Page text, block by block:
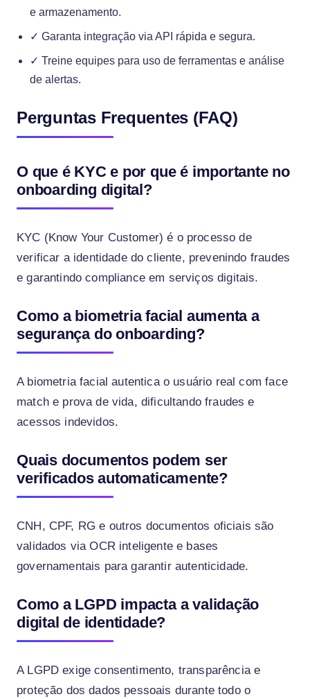
e armazenamento.
✓ Garanta integração via API rápida e segura.
✓ Treine equipes para uso de ferramentas e análise
de alertas.
Perguntas Frequentes (FAQ)
O que é KYC e por que é importante no
onboarding digital?
KYC (Know Your Customer) é o processo de
verificar a identidade do cliente, prevenindo fraudes
e garantindo compliance em serviços digitais.
Como a biometria facial aumenta a
segurança do onboarding?
A biometria facial autentica o usuário real com face
match e prova de vida, dificultando fraudes e
acessos indevidos.
Quais documentos podem ser
verificados automaticamente?
CNH, CPF, RG e outros documentos oficiais são
validados via OCR inteligente e bases
governamentais para garantir autenticidade.
Como a LGPD impacta a validação
digital de identidade?
A LGPD exige consentimento, transparência e
proteção dos dados pessoais durante todo o